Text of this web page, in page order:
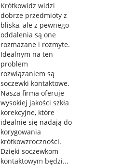
Krótkowidz widzi
dobrze przedmioty z
bliska, ale z pewnego
oddalenia są one
rozmazane i rozmyte.
Idealnym na ten
problem
rozwiązaniem są
soczewki kontaktowe.
Nasza firma oferuje
wysokiej jakości szkła
korekcyjne, które
idealnie się nadają do
korygowania
krótkowzroczności.
Dzięki soczewkom
kontaktowym będzi...